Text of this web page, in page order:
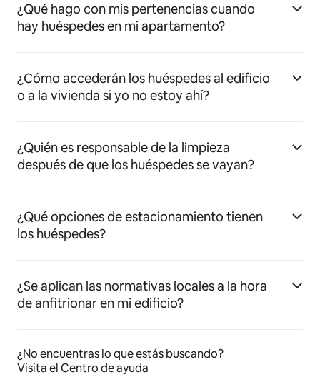
¿Qué hago con mis pertenencias cuando
hay huéspedes en mi apartamento?
¿Cómo accederán los huéspedes al edificio
o a la vivienda si yo no estoy ahí?
¿Quién es responsable de la limpieza
después de que los huéspedes se vayan?
¿Qué opciones de estacionamiento tienen
los huéspedes?
¿Se aplican las normativas locales a la hora
de anfitrionar en mi edificio?
¿No encuentras lo que estás buscando?
Visita el Centro de ayuda